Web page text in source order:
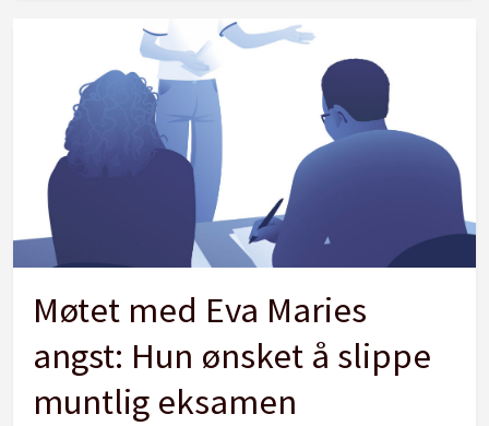
Møtet med Eva Maries
angst: Hun ønsket å slippe
muntlig eksamen